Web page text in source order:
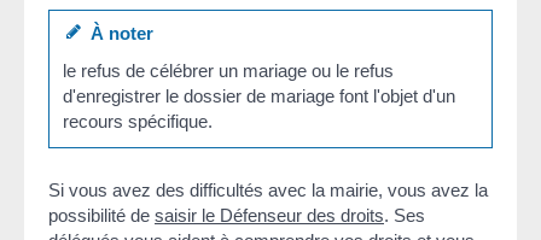
À noter
le refus de célébrer un mariage ou le refus
d'enregistrer le dossier de mariage font l'objet d'un
recours spécifique.
Si vous avez des difficultés avec la mairie, vous avez la
possibilité de saisir le Défenseur des droits. Ses